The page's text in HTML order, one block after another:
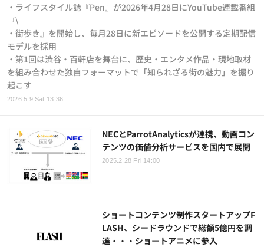
2026.5.9 Sat 13:36
・ライフスタイル誌『Pen』が2026年4月28日にYouTube連載番組
『\
・街歩き』を開始し、毎月28日に新エピソードを公開する定期配信
モデルを採用
・第1回は渋谷・百軒店を舞台に、歴史・エンタメ作品・現地取材
を組み合わせた独自フォーマットで「知られざる街の魅力」を掘り
起こす
NECとParrotAnalyticsが連携、動画コン
テンツの価値分析サービスを国内で展開
2025.2.28 Fri 14:00
ショートコンテンツ制作スタートアップF
LASH、シードラウンドで総額5億円を調
達・・・ショートアニメに参入